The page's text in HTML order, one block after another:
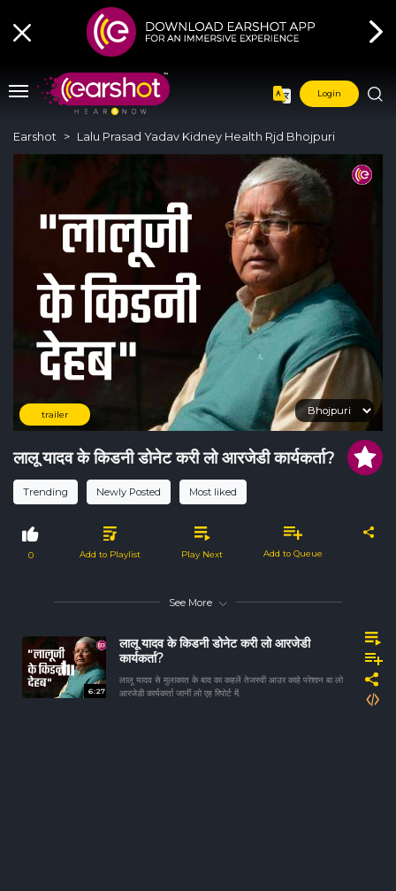
Login
Earshot Lalu Prasad Yadav Kidney Health Rjd Bhojpuri
trailer
लालू यादव के किडनी डोनेट करी लो आरजेडी कार्यकर्ता?
Trending Newly Posted Most liked
0 Add to Playlist Play Next Add to Queue
See More
6:27
लालू यादव के किडनी डोनेट करी लो आरजेडी
कार्यकर्ता?
लालू यादव से मुलाकात के बाद का कहलें तेजस्वी आउर काहे परेशान बा लो
आरजेडी कार्यकर्ता जानीं लो एह रिपोर्ट में.